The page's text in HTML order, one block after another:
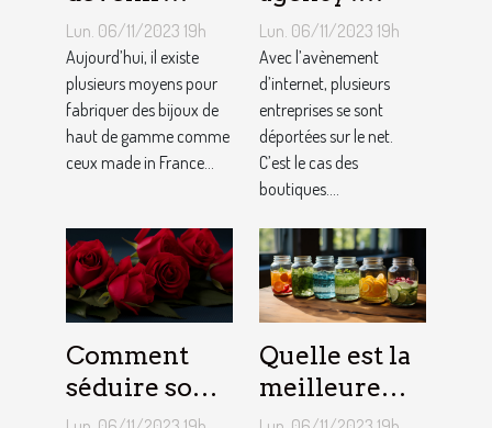
bijoutier-
joaillier ?
Lun. 06/11/2023 19h
Aujourd’hui, il existe
plusieurs moyens pour
fabriquer des bijoux de
haut de gamme comme
ceux made in France...
qu’est-ce que
c’est ?
Lun. 06/11/2023 19h
Avec l’avènement
d’internet, plusieurs
entreprises se sont
déportées sur le net.
C’est le cas des
boutiques....
Comment
séduire son
homme ?
Quelle est la
meilleure
quantité